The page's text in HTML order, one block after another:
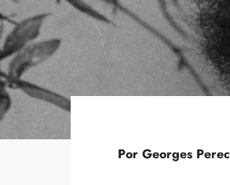
Por Georges Perec